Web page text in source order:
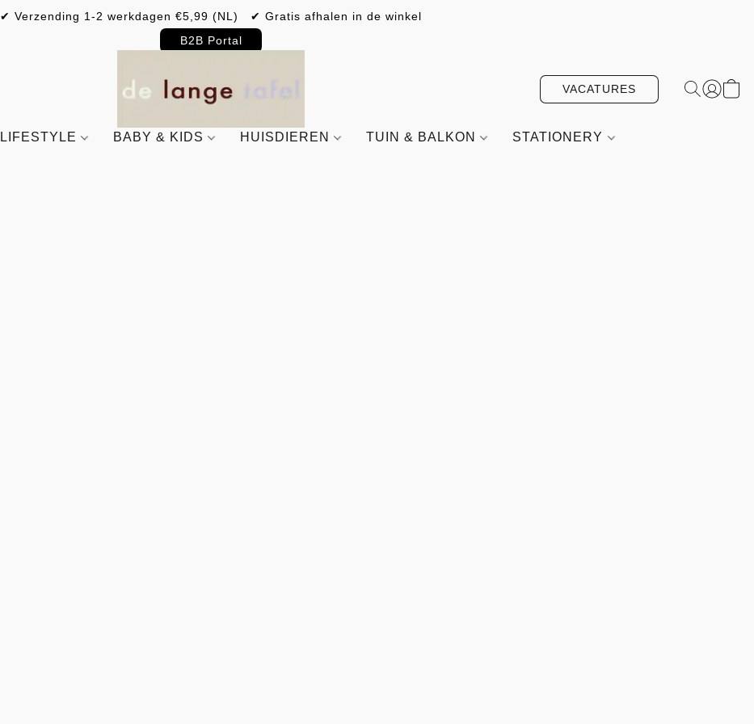
✔ Verzending 1-2 werkdagen €5,99 (NL) ✔ Gratis afhalen in de winkel
B2B Portal
VACATURES
LIFESTYLE BABY & KIDS HUISDIEREN TUIN & BALKON STATIONERY